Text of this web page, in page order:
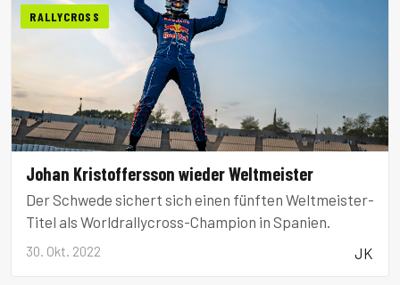
RALLYCROSS
Johan Kristoffersson wieder Weltmeister
Der Schwede sichert sich einen fünften Weltmeister-
Titel als Worldrallycross-Champion in Spanien.
30. Okt. 2022 JK